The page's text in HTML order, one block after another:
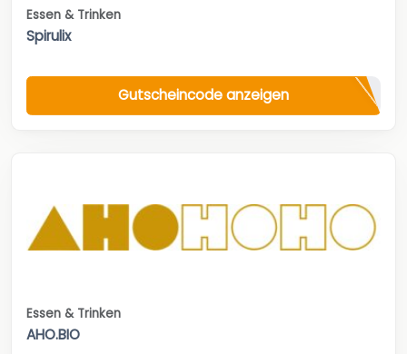
Essen & Trinken
Spirulix
Gutscheincode anzeigen
Essen & Trinken
AHO.BIO